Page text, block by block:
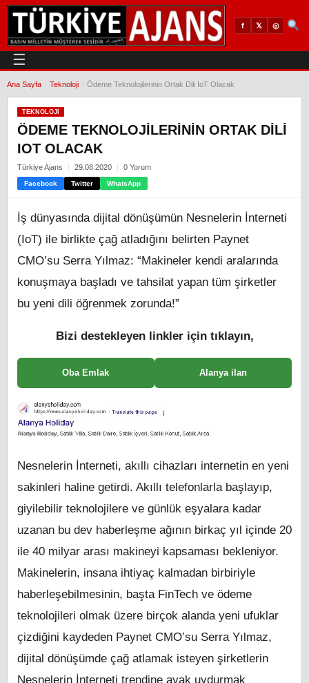
f 𝕏 ◎
☰
Ana Sayfa Teknoloji Ödeme Teknolojilerinin Ortak Dili IoT Olacak
TEKNOLOJI
ÖDEME TEKNOLOJILERININ ORTAK DILI
IOT OLACAK
Türkiye Ajans 29.08.2020 0 Yorum
Facebook Twitter WhatsApp
İş dünyasında dijital dönüşümün Nesnelerin İnterneti
(IoT) ile birlikte çağ atladığını belirten Paynet
CMO’su Serra Yılmaz: “Makineler kendi aralarında
konuşmaya başladı ve tahsilat yapan tüm şirketler
bu yeni dili öğrenmek zorunda!”
Bizi destekleyen linkler için tıklayın,
Oba Emlak Alanya ilan
Nesnelerin İnterneti, akıllı cihazları internetin en yeni
sakinleri haline getirdi. Akıllı telefonlarla başlayıp,
giyilebilir teknolojilere ve günlük eşyalara kadar
uzanan bu dev haberleşme ağının birkaç yıl içinde 20
ile 40 milyar arası makineyi kapsaması bekleniyor.
Makinelerin, insana ihtiyaç kalmadan birbiriyle
haberleşebilmesinin, başta FinTech ve ödeme
teknolojileri olmak üzere birçok alanda yeni ufuklar
çizdiğini kaydeden Paynet CMO’su Serra Yılmaz,
dijital dönüşümde çağ atlamak isteyen şirketlerin
Nesnelerin İnterneti trendine ayak uydurmak